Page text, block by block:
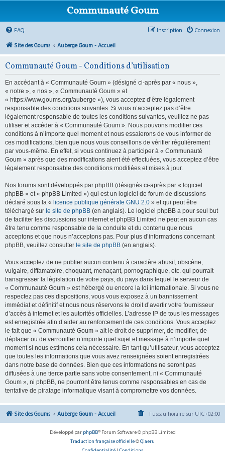
Communauté Goum
FAQ Connexion
Inscription
Site des Goums
Auberge Goum - Accueil
Communauté Goum - Conditions d’utilisation
En accédant à « Communauté Goum » (désigné ci-après par « nous »,
« notre », « nos », « Communauté Goum » et
« https://www.goums.org/auberge »), vous acceptez d’être légalement
responsable des conditions suivantes. Si vous n’acceptez pas d’être
légalement responsable de toutes les conditions suivantes, veuillez ne pas
utiliser et accéder à « Communauté Goum ». Nous pouvons modifier ces
conditions à n’importe quel moment et nous essaierons de vous informer de
ces modifications, bien que nous vous conseillons de vérifier régulièrement
par vous-même. En effet, si vous continuez à participer à « Communauté
Goum » après que des modifications aient été effectuées, vous acceptez d’être
légalement responsable des conditions modifiées et mises à jour.
Nos forums sont développés par phpBB (désignés ci-après par « logiciel
phpBB » et « phpBB Limited ») qui est un logiciel de forum de discussions
déclaré sous la « licence publique générale GNU 2.0 » et qui peut être
téléchargé sur le site de phpBB (en anglais). Le logiciel phpBB a pour seul but
de faciliter les discussions sur internet et phpBB Limited ne peut en aucun cas
être tenu comme responsable de la conduite et du contenu que nous
acceptons et que nous n’acceptons pas. Pour plus d’informations concernant
phpBB, veuillez consulter le site de phpBB (en anglais).
Vous acceptez de ne publier aucun contenu à caractère abusif, obscène,
vulgaire, diffamatoire, choquant, menaçant, pornographique, etc. qui pourrait
transgresser la législation de votre pays, du pays dans lequel le serveur de
« Communauté Goum » est hébergé ou encore la loi internationale. Si vous ne
respectez pas ces dispositions, vous vous exposez à un bannissement
immédiat et définitif et nous nous réservons le droit d’avertir votre fournisseur
d’accès à internet et les autorités officielles. L’adresse IP de tous les messages
est enregistrée afin d’aider au renforcement de ces conditions. Vous acceptez
le fait que « Communauté Goum » ait le droit de supprimer, de modifier, de
déplacer ou de verrouiller n’importe quel sujet et message à n’importe quel
moment si nous estimons cela nécessaire. En tant qu’utilisateur, vous acceptez
que toutes les informations que vous avez renseignées soient enregistrées
dans notre base de données. Bien que ces informations ne seront pas
diffusées à une tierce partie sans votre consentement, ni « Communauté
Goum », ni phpBB, ne pourront être tenus comme responsables en cas de
tentative de piratage informatique visant à compromettre vos données.
Site des Goums Auberge Goum - Accueil Fuseau horaire sur UTC+02:00
Développé par phpBB® Forum Software © phpBB Limited
Traduction française officielle©Qiaeru